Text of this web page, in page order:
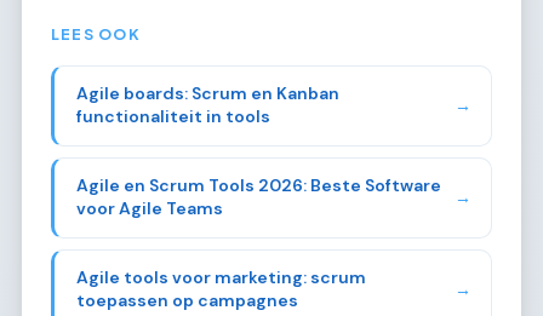
LEES OOK
Agile boards: Scrum en Kanban
functionaliteit in tools
→
Agile en Scrum Tools 2026: Beste Software
voor Agile Teams
→
Agile tools voor marketing: scrum
toepassen op campagnes
→